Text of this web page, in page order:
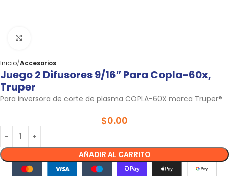
Inicio Accesorios
Juego 2 Difusores 9/16″ Para Copla-60x,
Truper
Para inversora de corte de plasma COPLA-60X marca Truper®
$0.00
AÑADIR AL CARRITO